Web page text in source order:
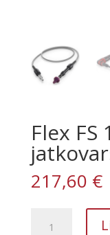
Flex FS
217,60 €